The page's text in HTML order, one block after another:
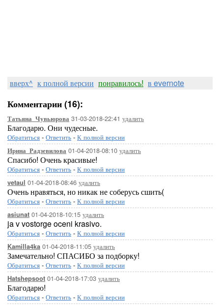
вверх^ к полной версии понравилось! в evernote
Комментарии (16):
Татьяна_Чувьюрова 31-03-2018-22:41 удалить
Благодарю. Они чудесные.
Обратиться - Ответить - К полной версии
Ирина_Радзевилова 01-04-2018-08:10 удалить
Спасибо! Очень красивые!
Обратиться - Ответить - К полной версии
vetaul 01-04-2018-08:46 удалить
Очень нравяться, но никак не соберусь сшить(
Обратиться - Ответить - К полной версии
asiunat 01-04-2018-10:15 удалить
ja v vostorge oceni krasivo.
Обратиться - Ответить - К полной версии
Kamilla4ka 01-04-2018-11:05 удалить
Замечательно! СПАСИБО за подборку!
Обратиться - Ответить - К полной версии
Hatshepsoot 01-04-2018-17:03 удалить
Благодарю!
Обратиться - Ответить - К полной версии